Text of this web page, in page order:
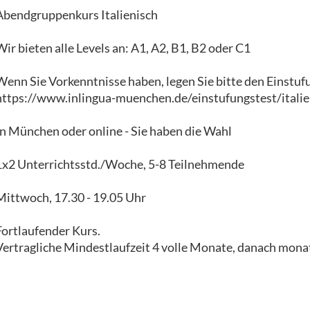
Italienisch
bieten alle Levels an: A1, A2, B1, B2 oder C1
Sie Vorkenntnisse haben, legen Sie bitte den
www.inlingua-muenchen.de/einstufungstest/
München oder online - Sie haben die Wahl
Unterrichtsstd./Woche, 5-8 Teilnehmende
17.30 - 19.05 Uhr
Kurs.
Mindestlaufzeit 4 volle Monate, danach